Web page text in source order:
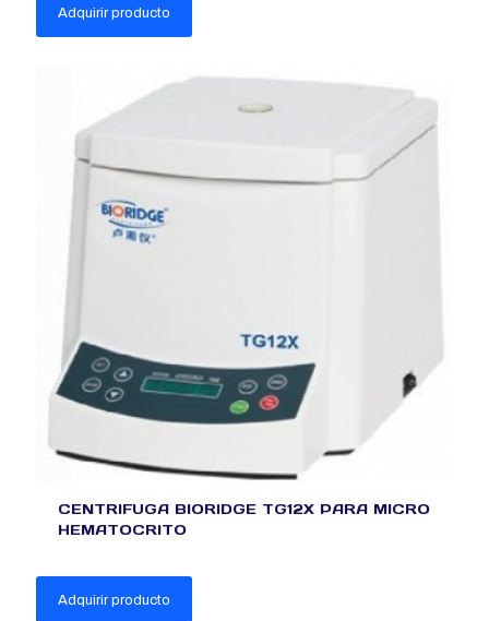
Adquirir producto
CENTRIFUGA BIORIDGE TG12X PARA MICRO
HEMATOCRITO
Adquirir producto